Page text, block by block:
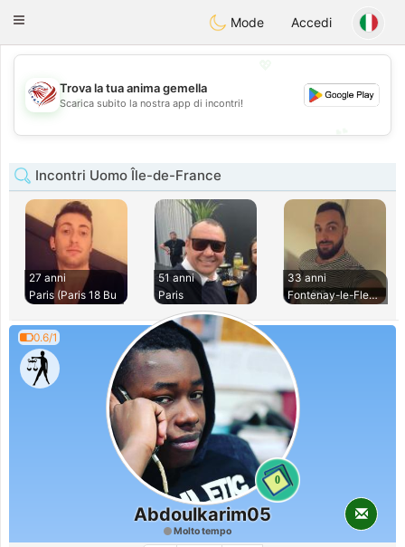
StatesDating
Toggle
Mode Accedi
💖
💕
Trova la tua anima gemella
Scarica subito la nostra app di incontri!
Incontri Uomo Île-de-France
27 anni
Paris (Paris 18 Bu
51 anni
Paris
33 anni
Fontenay-le-Fleury
0.6/1
0
Abdoulkarim05
Molto tempo